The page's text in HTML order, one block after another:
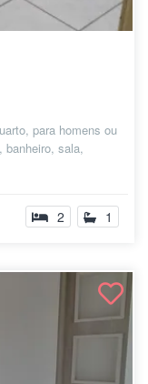
para homens ou
banheiro, sala,
2 1